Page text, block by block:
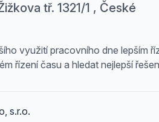
tř. 1321/1 , České
využití pracovního dne lepším
řízení času a hledat nejlepší
s.r.o.